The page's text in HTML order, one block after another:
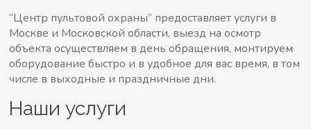
“Центр пультовой охраны” предоставляет услуги в
Москве и Московской области, выезд на осмотр
объекта осуществляем в день обращения, монтируем
оборудование быстро и в удобное для вас время, в том
числе в выходные и праздничные дни.
Наши услуги